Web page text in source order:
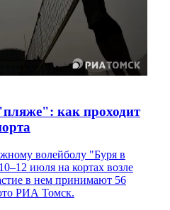
как проходит
волейболу "Буря в
июля на кортах возле
в нем принимают 56
РИА Томск.